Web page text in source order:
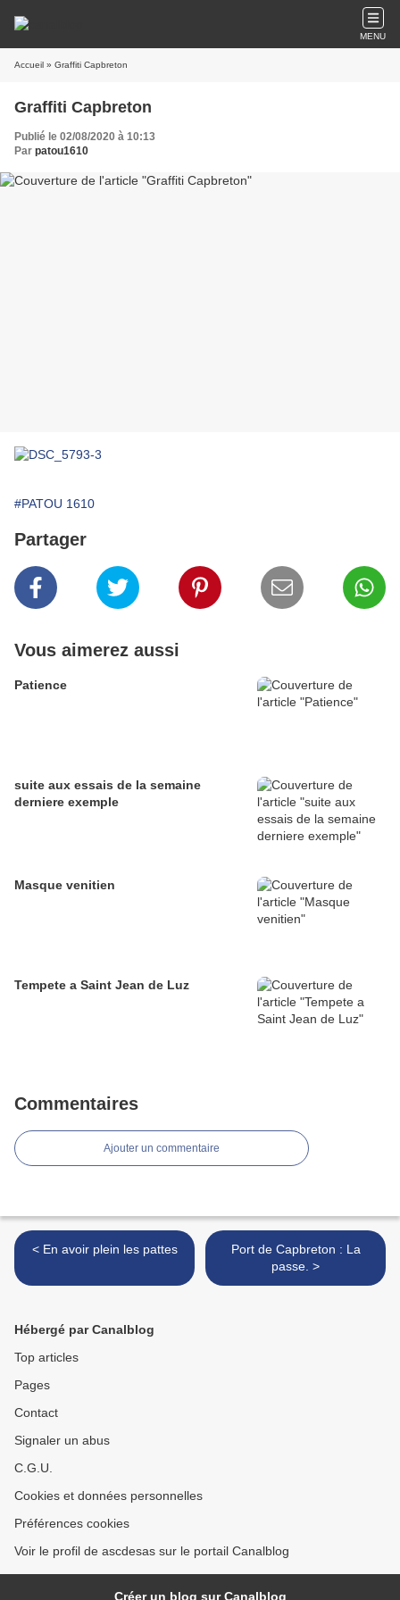
MENU
Accueil » Graffiti Capbreton
Graffiti Capbreton
Publié le 02/08/2020 à 10:13
Par patou1610
#PATOU 1610
Partager
Vous aimerez aussi
Patience
suite aux essais de la semaine
derniere exemple
Masque venitien
Tempete a Saint Jean de Luz
Commentaires
Ajouter un commentaire
< En avoir plein les pattes
Port de Capbreton : La
passe. >
Hébergé par Canalblog
Top articles
Pages
Contact
Signaler un abus
C.G.U.
Cookies et données personnelles
Préférences cookies
Voir le profil de ascdesas sur le portail Canalblog
Créer un blog sur Canalblog